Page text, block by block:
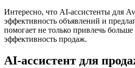
Интересно, что AI-ассистенты для
эффективность объявлений и
помогает не только привлечь
эффективность продаж.
AI-ассистент для